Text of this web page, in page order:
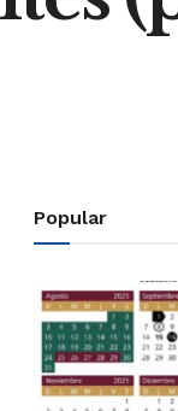
Popular